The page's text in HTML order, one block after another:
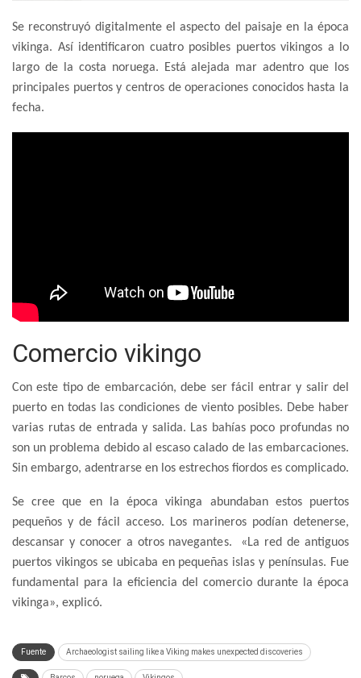
Se reconstruyó digitalmente el aspecto del paisaje en la época
vikinga. Así identificaron cuatro posibles puertos vikingos a lo
largo de la costa noruega. Está alejada mar adentro que los
principales puertos y centros de operaciones conocidos hasta la
fecha.
Comercio vikingo
Con este tipo de embarcación, debe ser fácil entrar y salir del
puerto en todas las condiciones de viento posibles. Debe haber
varias rutas de entrada y salida. Las bahías poco profundas no
son un problema debido al escaso calado de las embarcaciones.
Sin embargo, adentrarse en los estrechos fiordos es complicado.
Se cree que en la época vikinga abundaban estos puertos
pequeños y de fácil acceso. Los marineros podían detenerse,
descansar y conocer a otros navegantes. «La red de antiguos
puertos vikingos se ubicaba en pequeñas islas y penínsulas. Fue
fundamental para la eficiencia del comercio durante la época
vikinga», explicó.
Fuente Archaeologist sailing like a Viking makes unexpected discoveries